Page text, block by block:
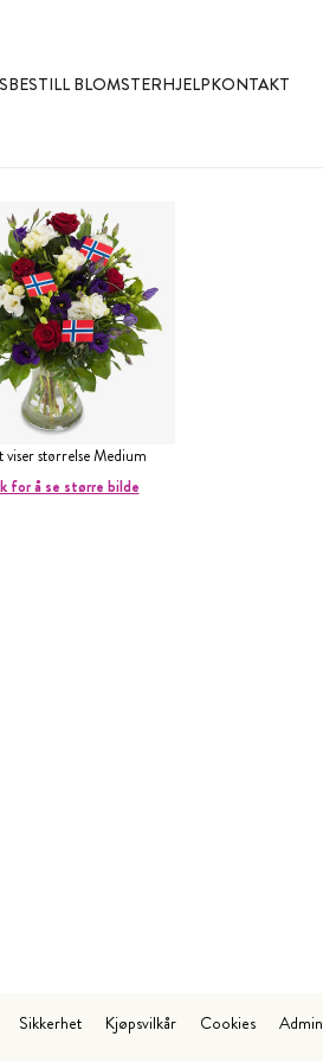
BESTILL BLOMSTERHJELPKONTAKT
viser størrelse Medium
for å se større bilde
Sikkerhet Kjøpsvilkår Cookies Admin